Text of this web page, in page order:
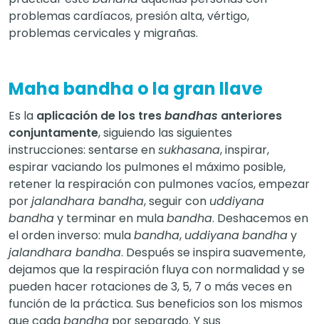
problemas cardíacos, presión alta, vértigo,
problemas cervicales y migrañas.
Maha bandha o la gran llave
Es la aplicación de los tresbandhas anteriores
conjuntamente, siguiendo las siguientes
instrucciones: sentarse ensukhasana, inspirar,
espirar vaciando los pulmones el máximo posible,
retener la respiración con pulmones vacíos, empezar
porjalandhara bandha, seguir con uddiyana
bandhay terminar en mulabandha. Deshacemos en
el orden inverso: mulabandha, uddiyanabandhay
jalandhara bandha. Después se inspira suavemente,
dejamos que la respiración fluya con normalidad y se
pueden hacer rotaciones de 3, 5, 7 o más veces en
función de la práctica. Sus beneficios son los mismos